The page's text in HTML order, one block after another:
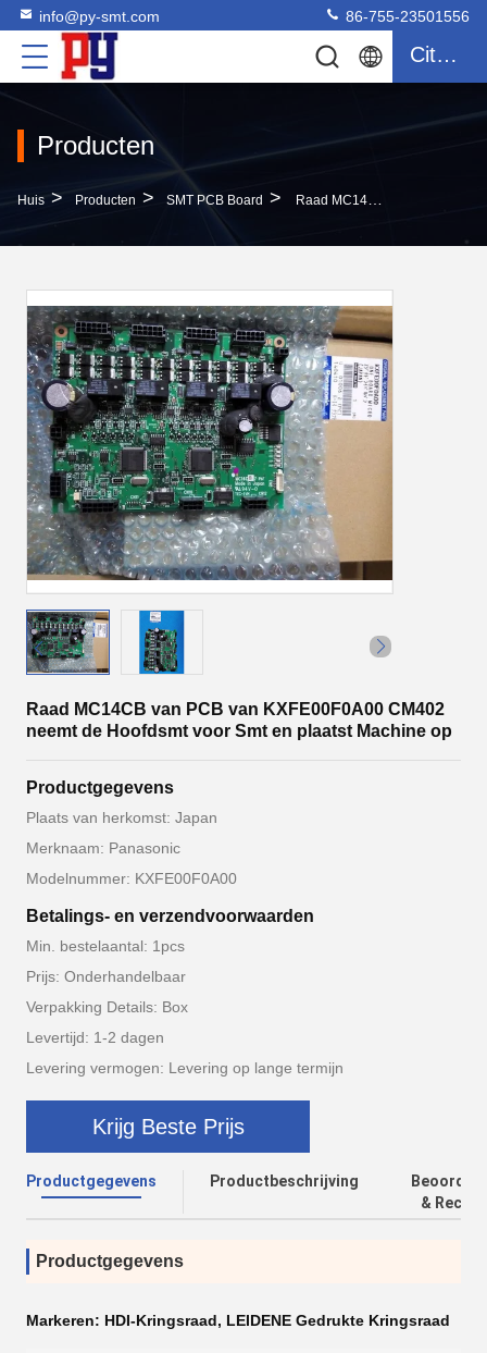
info@py-smt.com 86-755-23501556
Citaat
Producten
Huis > Producten > SMT PCB Board > Raad MC14CB Van PCB Van KXFE00F0A00 CM402 Neemt De Hoofdsmt Voor Smt En Plaatst Machine Op
Raad MC14CB van PCB van KXFE00F0A00 CM402
neemt de Hoofdsmt voor Smt en plaatst Machine op
Productgegevens
Plaats van herkomst: Japan
Merknaam: Panasonic
Modelnummer: KXFE00F0A00
Betalings- en verzendvoorwaarden
Min. bestelaantal: 1pcs
Prijs: Onderhandelbaar
Verpakking Details: Box
Levertijd: 1-2 dagen
Levering vermogen: Levering op lange termijn
Krijg Beste Prijs
Productgegevens Productbeschrijving
&
Productgegevens
Markeren: HDI-Kringsraad, LEIDENE Gedrukte Kringsraad